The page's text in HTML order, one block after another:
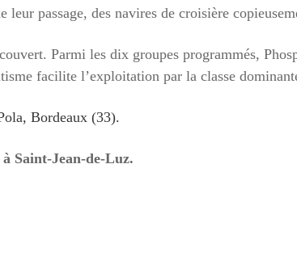
passage, des navires de croisière
Parmi les dix groupes programmés,
facilite l’exploitation par la classe
Bordeaux (33).
Saint-Jean-de-Luz.